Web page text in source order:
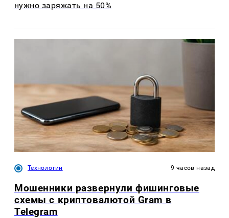
нужно заряжать на 50%
Технологии 9 часов назад
Мошенники развернули фишинговые
схемы с криптовалютой Gram в
Telegram